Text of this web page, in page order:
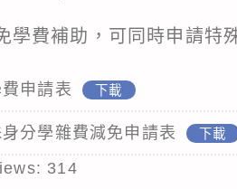
學費補助，可同時申請特
申請表 下載
分學雜費減免申請表 下載
314